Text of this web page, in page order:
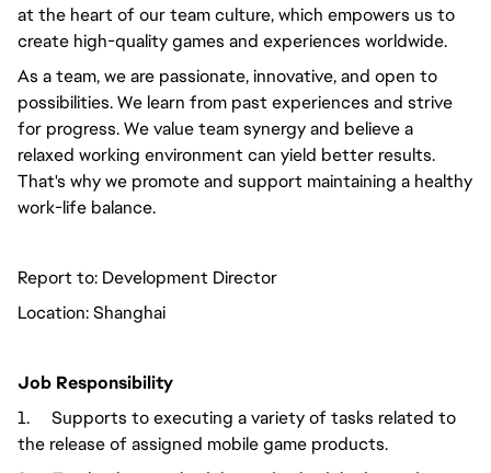
at the heart of our team culture, which empowers us to
create high-quality games and experiences worldwide.
As a team, we are passionate, innovative, and open to
possibilities. We learn from past experiences and strive
for progress. We value team synergy and believe a
relaxed working environment can yield better results.
That's why we promote and support maintaining a healthy
work-life balance.
Report to: Development Director
Location: Shanghai
Job Responsibility
1. Supports to executing a variety of tasks related to
the release of assigned mobile game products.